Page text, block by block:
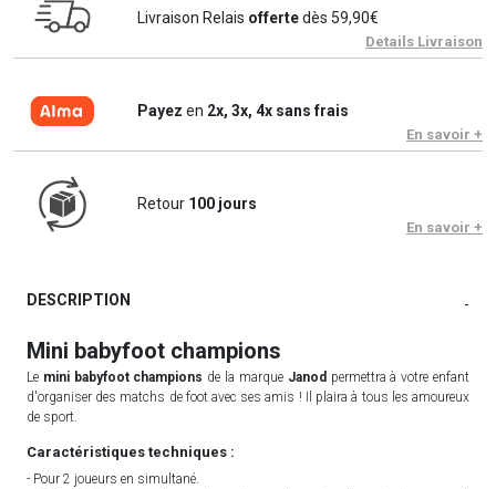
Livraison Relais offertedès 59,90€
Details Livraison
Payez en 2x, 3x, 4x sans frais
En savoir +
Retour 100 jours
En savoir +
DESCRIPTION -
Mini babyfoot champions
Le mini babyfoot champions de la marque Janod permettra à votre enfant
d'organiser des matchs de foot avec ses amis ! Il plaira à tous les amoureux
de sport.
Caractéristiques techniques :
- Pour 2 joueurs en simultané.